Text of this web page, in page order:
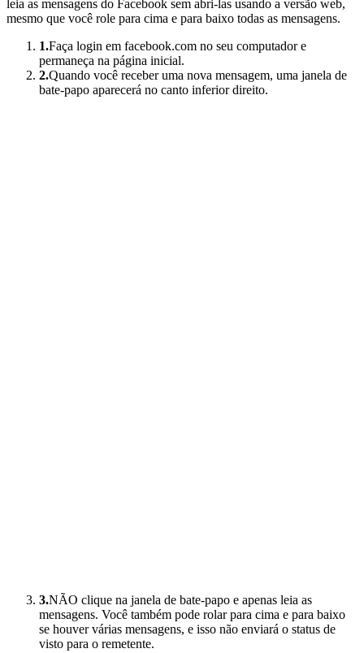
leia as mensagens do Facebook sem abri-las usando a versão web,
mesmo que você role para cima e para baixo todas as mensagens.
1.Faça login em facebook.com no seu computador e
permaneça na página inicial.
2.Quando você receber uma nova mensagem, uma janela de
bate-papo aparecerá no canto inferior direito.
3.NÃO clique na janela de bate-papo e apenas leia as
mensagens. Você também pode rolar para cima e para baixo
se houver várias mensagens, e isso não enviará o status de
visto para o remetente.